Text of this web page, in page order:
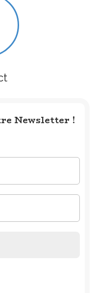
Newsletter !